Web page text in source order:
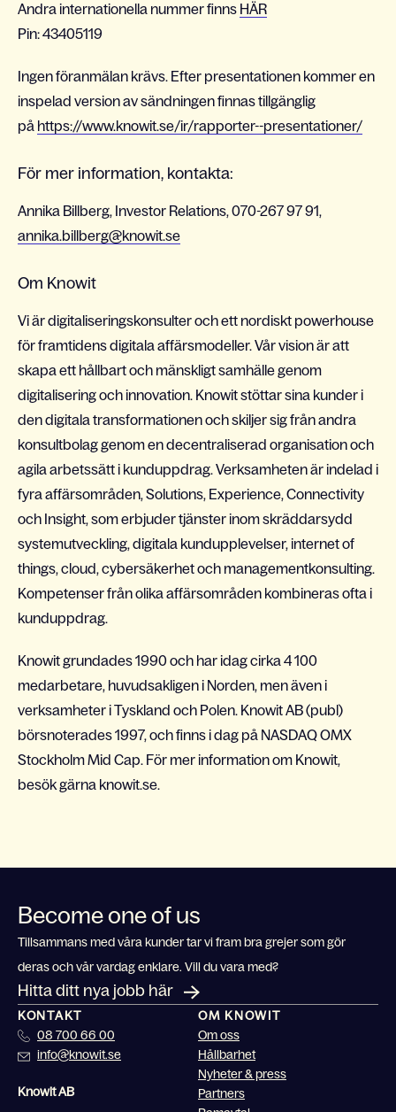
Andra internationella nummer finns HÄR
Pin: 43405119
Ingen föranmälan krävs. Efter presentationen kommer en
inspelad version av sändningen finnas tillgänglig
på https://www.knowit.se/ir/rapporter--presentationer/
För mer information, kontakta:
Annika Billberg, Investor Relations, 070-267 97 91,
annika.billberg@knowit.se
Om Knowit
Vi är digitaliseringskonsulter och ett nordiskt powerhouse
för framtidens digitala affärsmodeller. Vår vision är att
skapa ett hållbart och mänskligt samhälle genom
digitalisering och innovation. Knowit stöttar sina kunder i
den digitala transformationen och skiljer sig från andra
konsultbolag genom en decentraliserad organisation och
agila arbetssätt i kunduppdrag. Verksamheten är indelad i
fyra affärsområden, Solutions, Experience, Connectivity
och Insight, som erbjuder tjänster inom skräddarsydd
systemutveckling, digitala kundupplevelser, internet of
things, cloud, cybersäkerhet och managementkonsulting.
Kompetenser från olika affärsområden kombineras ofta i
kunduppdrag.
Knowit grundades 1990 och har idag cirka 4 100
medarbetare, huvudsakligen i Norden, men även i
verksamheter i Tyskland och Polen. Knowit AB (publ)
börsnoterades 1997, och finns i dag på NASDAQ OMX
Stockholm Mid Cap. För mer information om Knowit,
besök gärna knowit.se.
Become one of us
Tillsammans med våra kunder tar vi fram bra grejer som gör
deras och vår vardag enklare. Vill du vara med?
Hitta ditt nya jobb här
KONTAKT
08 700 66 00
info@knowit.se
Knowit AB
OM KNOWIT
Om oss
Hållbarhet
Nyheter & press
Partners